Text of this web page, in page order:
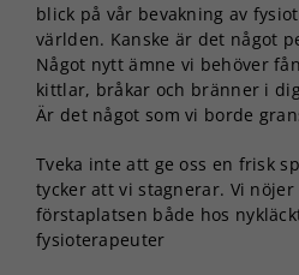
blick på vår bevakning av
världen. Kanske är det något
Något nytt ämne vi behöver
kittlar, bråkar och bränner i
Är det något som vi borde
Tveka inte att ge oss en frisk
tycker att vi stagnerar. Vi
förstaplatsen både hos
fysioterapeuter